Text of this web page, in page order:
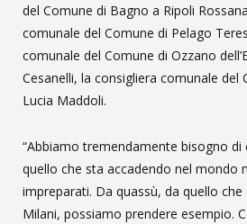
del Comune di Bagno a Ripoli
comunale del Comune di Pelago
comunale del Comune di Ozzano
Cesanelli, la consigliera comunale del
Lucia Maddoli.
“Abbiamo tremendamente bisogno
quello che sta accadendo nel mondo
impreparati. Da quassù, da quello
Milani, possiamo prendere esempio.